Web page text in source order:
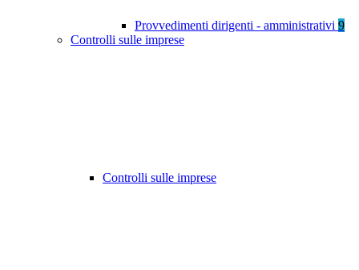
Provvedimenti dirigenti - amministrativi 9
Controlli sulle imprese
Controlli sulle imprese